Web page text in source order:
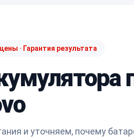
· Гарантия результата
и уточняем, почему